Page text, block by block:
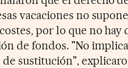
vacaciones no
por lo que no hay
de fondos. "No
sustitución",